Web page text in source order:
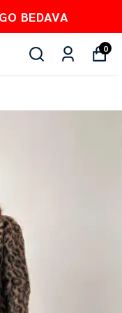
BEDAVA
0